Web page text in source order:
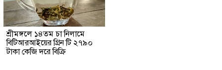
শ্রীমঙ্গলে ১৪তম চা নিলামে
বিটিআরআইয়ের গ্রিন টি ২৭৯০
টাকা কেজি দরে বিক্রি